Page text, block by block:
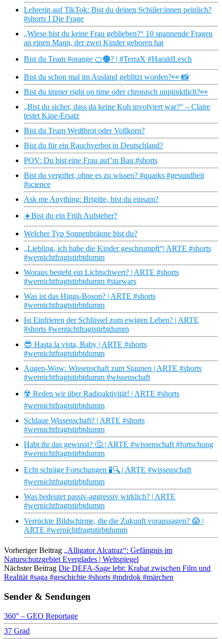
Lehrerin auf TikTok: Bist du deinen Schüler:innen peinlich?
#shorts I Die Frage
„Wieso bist du keine Frau geblieben?“ 10 spannende Fragen
an einen Mann, der zwei Kinder geboren hat
Bist du Team #orange 🍊🟠? | #TerraX #HaraldLesch
Bist du schon mal im Ausland geblitzt worden?👀 📸
Bist du immer right on time oder chronisch unpünktlich?👀
„Bist du sicher, dass da keine Kuh involviert war?“ – Claire
testet Käse-Ersatz
Bist du Team Weißbrot oder Vollkorn?
Bist du für ein Rauchverbot in Deutschland?
POV: Du bist eine Frau auf’m Bau #shorts
Bist du vergiftet, ohne es zu wissen? #quarks #gesundheit
#science
Ask me Anything: Brigitte, bist du einsam?
☀️Bist du ein Früh Aufsteher?
Welcher Typ Sonnenbräune bist du?
„Liebling, ich habe die Kinder geschrumpft“| ARTE #shorts
#wernichtfragtstirbtdumm
Woraus besteht ein Lichtschwert? | ARTE #shorts
#wernichtfragtstirbtdumm #starwars
Was ist das Higgs-Boson? | ARTE #shorts
#wernichtfragtstirbtdumm
Ist Einfrieren der Schlüssel zum ewigen Leben? | ARTE
#shorts #wernichtfragtstirbtdumm
😎 Hasta la vista, Baby | ARTE #shorts
#wernichtfragtstirbtdumm
Augen-Wow: Wissenschaft zum Staunen | ARTE #shorts
#wernichtfragtstirbtdumm #wissenschaft
☢️ Reden wir über Radioaktivität! | ARTE #shorts
#wernichtfragtstirbtdumm
Schlaue Wissenschaft? | ARTE #shorts
#wernichtfragtstirbtdumm
Habt ihr das gewusst? 🤔 | ARTE #wissenschaft #fortschung
#wernichtfragtstirbtdumm
Echt schräge Forschungen 🧪🔍 | ARTE #wissenschaft
#wernichtfragtstirbtdumm
Was bedeutet passiv-aggressiv wirklich? | ARTE
#wernichtfragtstirbtdumm
Verrückte Bildschirme, die die Zukunft voraussagen? 😱 |
ARTE #wernichtfragtstirbtdumm
Vorheriger Beitrag „Alligator Alcatraz“: Gefängnis im
Naturschutzgebiet Everglades | Weltspiegel
Nächster Beitrag Die DEFA-Sage lebt: Krabat zwischen Film und
Realität #saga #geschichte #shorts #mdrdok #märchen
Sender & Sendungen
360° – GEO Reportage
37 Grad